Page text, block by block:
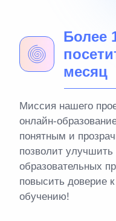
Более
месяц
Миссия нашего
онлайн-
понятным и
позволит улучшить
образовательных
повысить доверие
обучению!